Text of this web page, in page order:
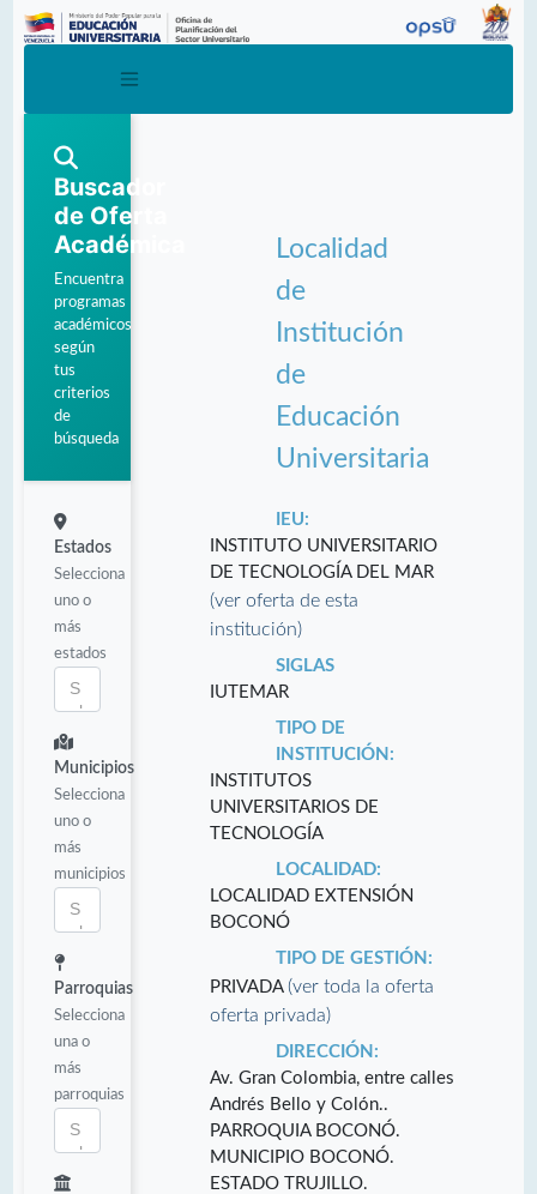
Buscador
de Oferta
Académica
Encuentra
programas
académicos
según
tus
criterios
de
búsqueda
Estados
Selecciona
uno o
más
estados
Municipios
Selecciona
uno o
más
municipios
Parroquias
Selecciona
una o
más
parroquias
Localidad
de
Institución
de
Educación
Universitaria
IEU:
INSTITUTO UNIVERSITARIO
DE TECNOLOGÍA DEL MAR
(ver oferta de esta
institución)
SIGLAS
IUTEMAR
TIPO DE
INSTITUCIÓN:
INSTITUTOS
UNIVERSITARIOS DE
TECNOLOGÍA
LOCALIDAD:
LOCALIDAD EXTENSIÓN
BOCONÓ
TIPO DE GESTIÓN:
PRIVADA (ver toda la oferta
oferta privada)
DIRECCIÓN:
Av. Gran Colombia, entre calles
Andrés Bello y Colón..
PARROQUIA BOCONÓ.
MUNICIPIO BOCONÓ.
ESTADO TRUJILLO.